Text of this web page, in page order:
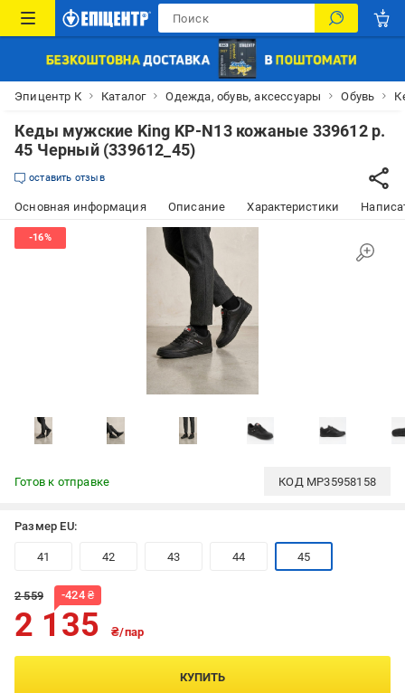
Эпицентр К Каталог Одежда, обувь, аксессуары Обувь
Кеды мужские King KP-N13 кожаные 339612 р.
45 Черный (339612_45)
оставить отзыв
Основная информация Описание Характеристики
Готов к отправке КОД MP35958158
Размер EU:
41 42 43 44 45
2 559 -424₴
2 135 ₴/пар
КУПИТЬ